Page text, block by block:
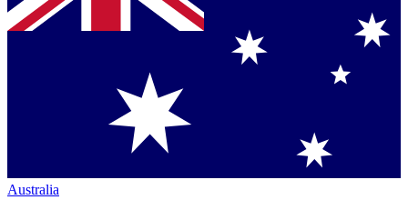
Australia